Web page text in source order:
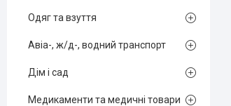
Одяг та взуття
Авіа-, ж/д-, водний транспорт
Дім і сад
Медикаменти та медичні товари